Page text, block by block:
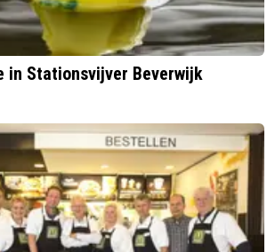
in Stationsvijver Beverwijk